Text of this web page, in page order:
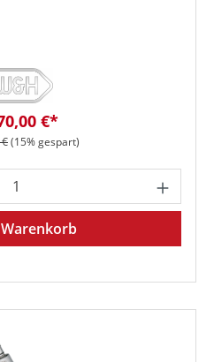
€*
Preis:
(15% gespart)
Gib den